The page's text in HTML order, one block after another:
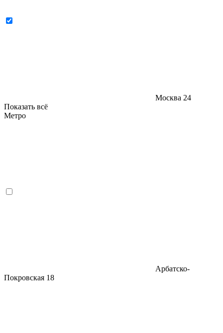
Москва 24
Показать всё
Метро
Арбатско-
Покровская 18